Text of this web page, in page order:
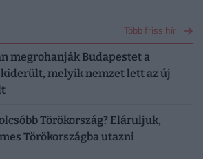
Több friss hír
megrohanják Budapestet a
melyik nemzet lett az új
Törökország? Eláruljuk,
Törökországba utazni